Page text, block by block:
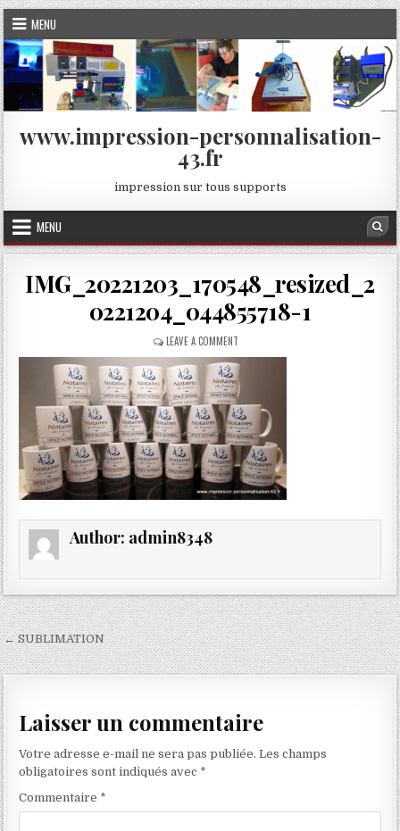
Skip
to
content
MENU
www.impression-personnalisation-
43.fr
impression sur tous supports
MENU
IMG_20221203_170548_resized_2
0221204_044855718-1
LEAVE A COMMENTON
1
Author: admin8348
Navigation
de
← SUBLIMATION
Laisser un commentaire
Votre adresse e-mail ne sera pas publiée. Les champs
obligatoires sont indiqués avec *
Commentaire *